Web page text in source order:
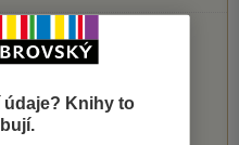
KNIHY
Knihy to